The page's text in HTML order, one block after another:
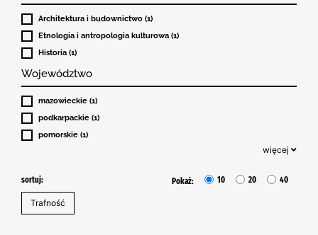
Architektura i budownictwo (1)
Etnologia i antropologia kulturowa (1)
Historia (1)
Województwo
mazowieckie (1)
podkarpackie (1)
pomorskie (1)
więcej
sortuj: Pokaż: 10 20 40